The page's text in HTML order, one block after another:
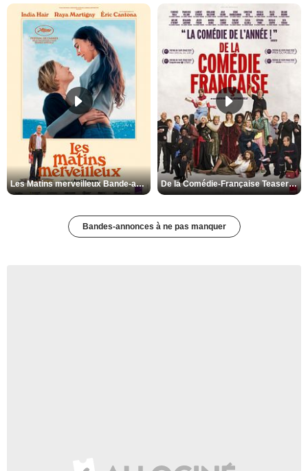
Les Matins merveilleux Bande-annonce VF De la Comédie-Française Teaser VF
Bandes-annonces à ne pas manquer